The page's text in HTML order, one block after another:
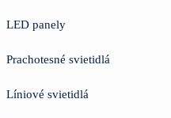
LED panely
Prachotesné svietidlá
Líniové svietidlá